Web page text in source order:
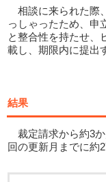
相談に来られた際
っしゃったため、申
と整合性を持たせ、
載し、期限内に提出
結果
裁定請求から約3
回の更新月までに約